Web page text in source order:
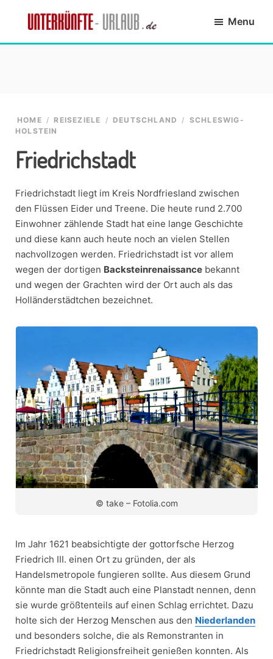
Unterkünfte-
finde
Menu
HOME / REISEZIELE / DEUTSCHLAND / SCHLESWIG-
HOLSTEIN
Friedrichstadt
Friedrichstadt liegt im Kreis Nordfriesland zwischen
den Flüssen Eider und Treene. Die heute rund 2.700
Einwohner zählende Stadt hat eine lange Geschichte
und diese kann auch heute noch an vielen Stellen
nachvollzogen werden. Friedrichstadt ist vor allem
wegen der dortigen Backsteinrenaissance bekannt
und wegen der Grachten wird der Ort auch als das
Holländerstädtchen bezeichnet.
© take – Fotolia.com
Im Jahr 1621 beabsichtigte der gottorfsche Herzog
Friedrich III. einen Ort zu gründen, der als
Handelsmetropole fungieren sollte. Aus diesem Grund
könnte man die Stadt auch eine Planstadt nennen, denn
sie wurde größtenteils auf einen Schlag errichtet. Dazu
holte sich der Herzog Menschen aus den Niederlanden
und besonders solche, die als Remonstranten in
Friedrichstadt Religionsfreiheit genießen konnten. Als